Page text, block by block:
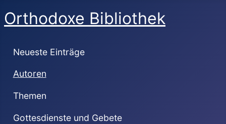
Orthodoxe Bibliothek
Neueste Einträge
Autoren
Themen
Gottesdienste und Gebete